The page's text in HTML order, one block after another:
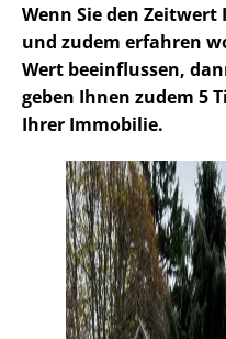
Wenn Sie den Zeitwert
und zudem erfahren
Wert beeinflussen,
geben Ihnen zudem 5
Ihrer Immobilie.